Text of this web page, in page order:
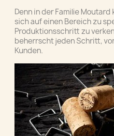
Denn in der Familie
sich auf einen Bereich zu
Produktionsschritt zu
beherrscht jeden Schritt,
Kunden.